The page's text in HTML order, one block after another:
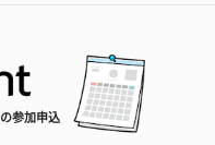
参加申込